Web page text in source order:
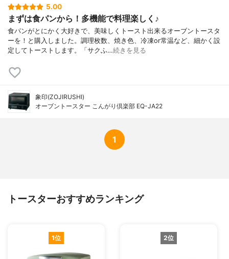
5.00
まずは食パンから！多機能で料理楽しく♪
食パンがとにかく大好きで、美味しくトースト出来るオーブントースタ
ーを！と購入しました。調理枚数、焼き色、冷凍or常温など、細かく設
定してトーストします。「サクふ…続きを見る
象印(ZOJIRUSHI)
オーブントースター こんがり倶楽部 EQ-JA22
1
トースターおすすめランキング
1位 2位